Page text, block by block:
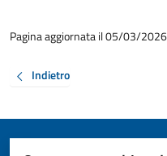
Pagina aggiornata il 05/03/
Indietro